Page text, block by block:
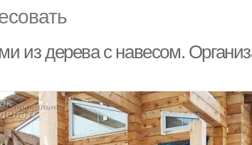
из дерева с навесом.